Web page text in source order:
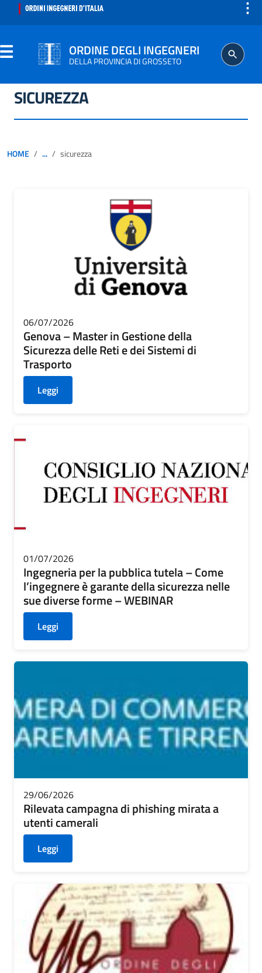
⋮
ORDINE DEGLI INGEGNERI
DELLA PROVINCIA DI GROSSETO
ORDINE
AGGIORNAMENTO PROFESSIONALE
SICUREZZA
HOME ... sicurezza
06/07/2026
Genova – Master in Gestione della
Sicurezza delle Reti e dei Sistemi di
Trasporto
Leggi
01/07/2026
Ingegneria per la pubblica tutela – Come
l’ingegnere è garante della sicurezza nelle
sue diverse forme – WEBINAR
Leggi
29/06/2026
Rilevata campagna di phishing mirata a
utenti camerali
Leggi